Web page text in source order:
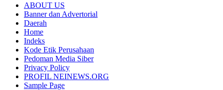
ABOUT US
Banner dan Advertorial
Daerah
Home
Indeks
Kode Etik Perusahaan
Pedoman Media Siber
Privacy Policy
PROFIL NEINEWS.ORG
Sample Page